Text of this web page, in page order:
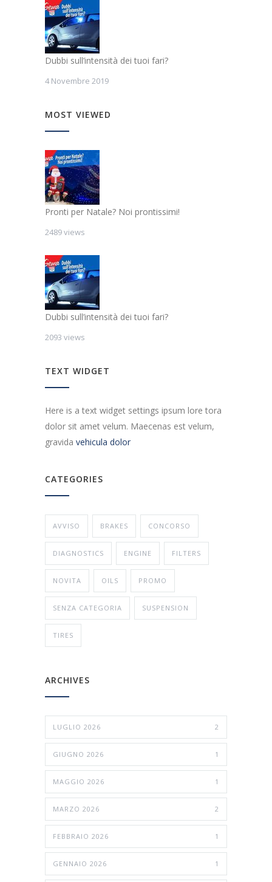
Dubbi sull’intensità dei tuoi fari?
4 Novembre 2019
MOST VIEWED
Pronti per Natale? Noi prontissimi!
2489 views
Dubbi sull’intensità dei tuoi fari?
2093 views
TEXT WIDGET
Here is a text widget settings ipsum lore tora
dolor sit amet velum. Maecenas est velum,
gravida vehicula dolor
CATEGORIES
AVVISO BRAKES CONCORSO
DIAGNOSTICS ENGINE FILTERS
NOVITA OILS PROMO
SENZA CATEGORIA SUSPENSION
TIRES
ARCHIVES
LUGLIO 2026 2
GIUGNO 2026 1
MAGGIO 2026 1
MARZO 2026 2
FEBBRAIO 2026 1
GENNAIO 2026 1